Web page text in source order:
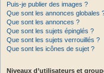
Puis-je publier des images ?
Que sont les annonces globales
Que sont les annonces ?
Que sont les sujets épinglés ?
Que sont les sujets verrouillés ?
Que sont les icônes de sujet ?
Niveaux d’utilisateurs et